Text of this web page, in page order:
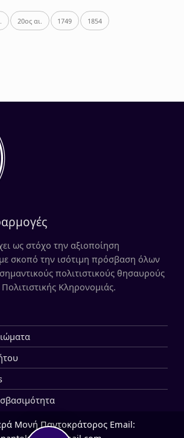
20ος αι. 1749 1854
ως στόχο την αξιοποίηση
σκοπό την ισότιμη πρόσβαση όλων
πολιτιστικούς θησαυρούς
Πολιτιστικής Κληρονομιάς.
Μονή Παντοκράτορος Email: